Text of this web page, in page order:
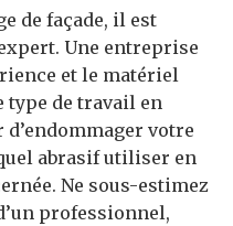
de façade, il est
Une entreprise
et le matériel
type de travail en
votre
abrasif utiliser en
Ne sous-estimez
professionnel,